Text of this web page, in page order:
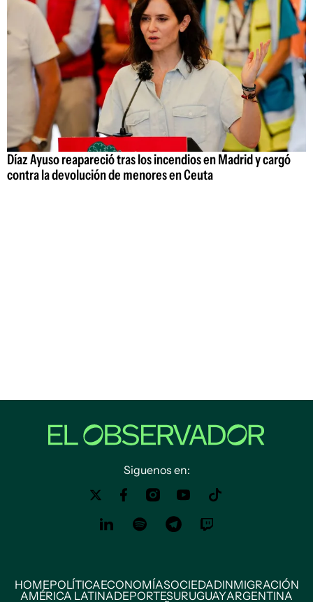
Díaz Ayuso reapareció tras los incendios en Madrid y cargó
contra la devolución de menores en Ceuta
Siguenos en:
HOMEPOLÍTICAECONOMÍASOCIEDADINMIGRACIÓN
AMÉRICA LATINADEPORTESURUGUAYARGENTINA